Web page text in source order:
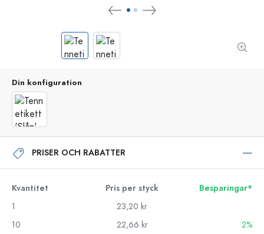
Din konfiguration
PRISER OCH RABATTER
Kvantitet Pris per styck
Besparingar*
1
23,20 kr
10
22,66 kr
2%